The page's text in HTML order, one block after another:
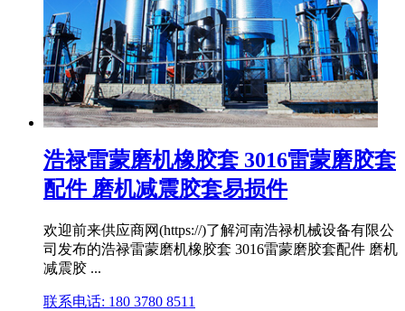
浩禄雷蒙磨机橡胶套 3016雷蒙磨胶套
配件 磨机减震胶套易损件
欢迎前来供应商网(https://)了解河南浩禄机械设备有限公
司发布的浩禄雷蒙磨机橡胶套 3016雷蒙磨胶套配件 磨机
减震胶 ...
联系电话: 180 3780 8511